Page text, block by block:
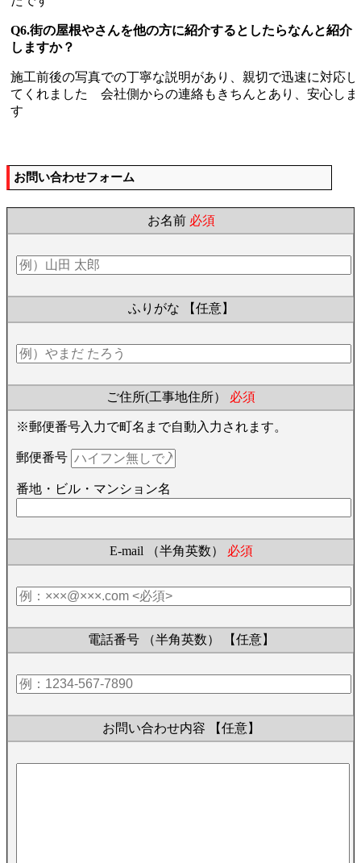
Q6.街の屋根やさんを他の方に紹介するとしたらなんと紹介
しますか？
施工前後の写真での丁寧な説明があり、親切で迅速に対応し
てくれました 会社側からの連絡もきちんとあり、安心しま
す
お問い合わせフォーム
お名前 必須
ふりがな 【任意】
ご住所(工事地住所） 必須
※郵便番号入力で町名まで自動入力されます。
郵便番号
番地・ビル・マンション名
E-mail （半角英数） 必須
電話番号 （半角英数） 【任意】
お問い合わせ内容 【任意】